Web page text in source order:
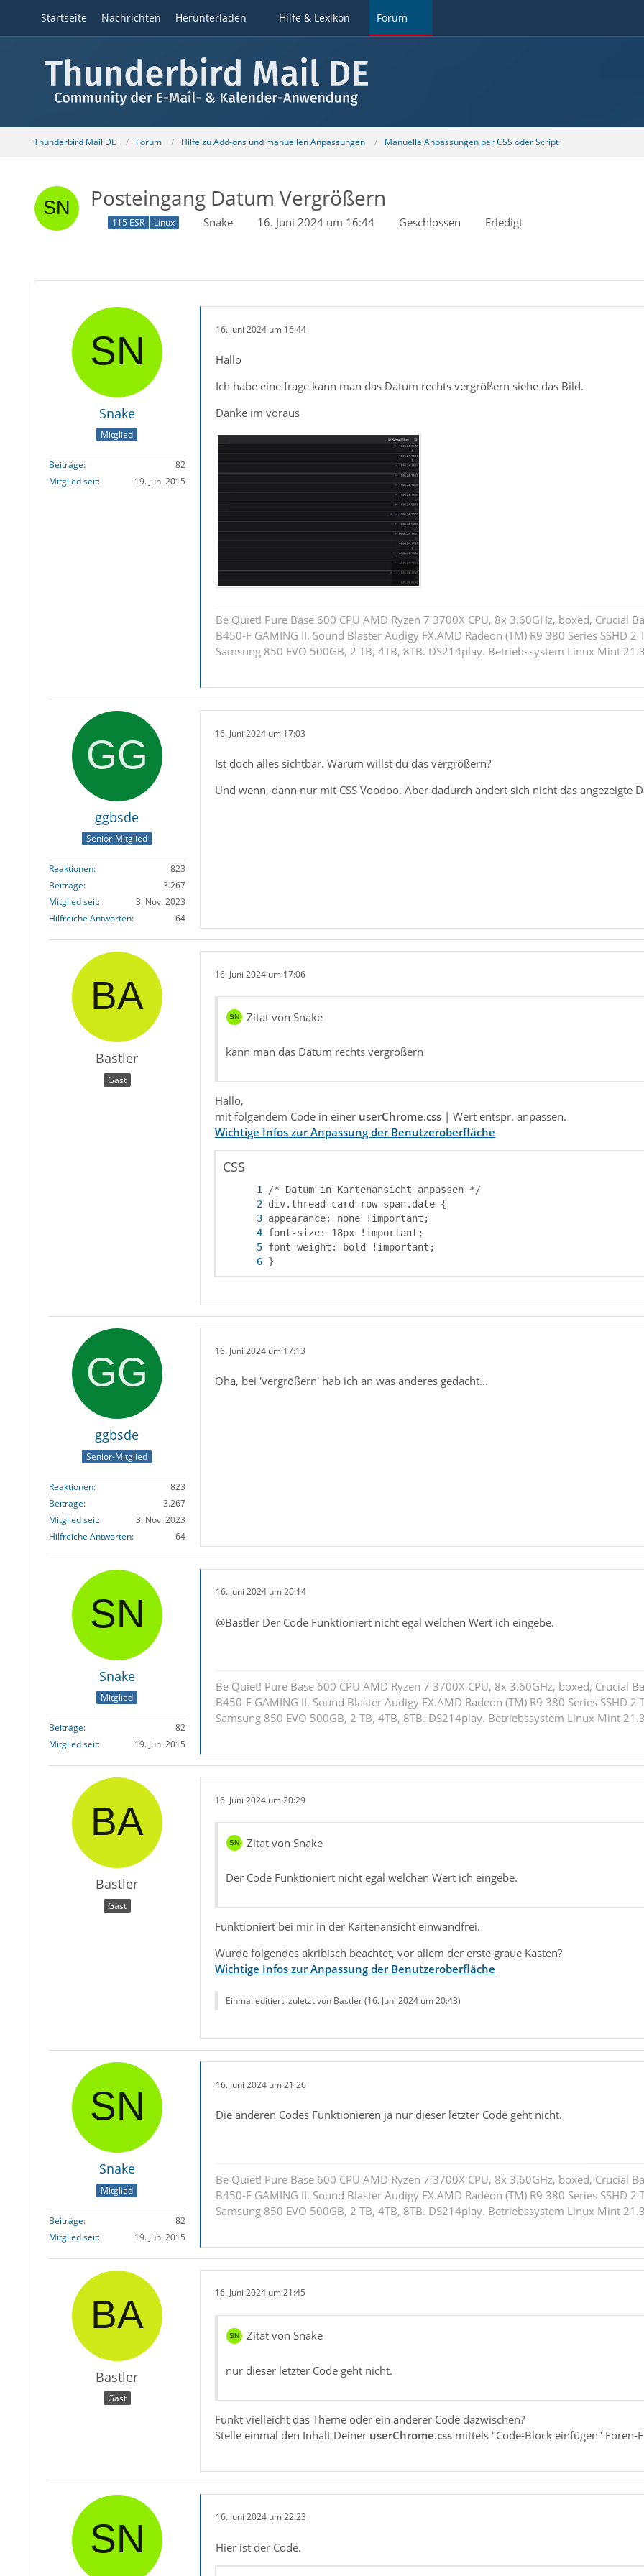
Startseite Nachrichten Herunterladen Hilfe & Lexikon Forum
Thunderbird Mail DE Forum Hilfe zu Add-ons und manuellen Anpassungen Manuelle Anpassungen per CSS oder Script
Posteingang Datum Vergrößern
115 ESR Linux Snake 16. Juni 2024 um 16:44 Geschlossen Erledigt
Snake
Mitglied
Beiträge
82
Mitglied seit
19. Jun. 2015
16. Juni 2024 um 16:44
Hallo
Ich habe eine frage kann man das Datum rechts vergrößern siehe das Bild.
Danke im voraus
Be Quiet! Pure Base 600 CPU AMD Ryzen 7 3700X CPU, 8x 3.60GHz, boxed, Crucial
B450-F GAMING II. Sound Blaster Audigy FX.AMD Radeon (TM) R9 380 Series SSHD 2
Samsung 850 EVO 500GB, 2 TB, 4TB, 8TB. DS214play. Betriebssystem Linux Mint
ggbsde
Senior-Mitglied
Reaktionen
823
Beiträge
3.267
Mitglied seit
3. Nov. 2023
Hilfreiche Antworten
64
16. Juni 2024 um 17:03
Ist doch alles sichtbar. Warum willst du das vergrößern?
Und wenn, dann nur mit CSS Voodoo. Aber dadurch ändert sich nicht das angezeigte
Bastler
Gast
16. Juni 2024 um 17:06
Zitat von Snake
kann man das Datum rechts vergrößern
Hallo,
mit folgendem Code in einer userChrome.css| Wert entspr. anpassen.
Wichtige Infos zur Anpassung der Benutzeroberfläche
CSS
/* Datum in Kartenansicht anpassen */
}
ggbsde
Senior-Mitglied
Reaktionen
823
Beiträge
3.267
Mitglied seit
3. Nov. 2023
Hilfreiche Antworten
64
16. Juni 2024 um 17:13
Oha, bei 'vergrößern' hab ich an was anderes gedacht...
Snake
Mitglied
Beiträge
82
Mitglied seit
19. Jun. 2015
16. Juni 2024 um 20:14
@Bastler Der Code Funktioniert nicht egal welchen Wert ich eingebe.
Be Quiet! Pure Base 600 CPU AMD Ryzen 7 3700X CPU, 8x 3.60GHz, boxed, Crucial
B450-F GAMING II. Sound Blaster Audigy FX.AMD Radeon (TM) R9 380 Series SSHD 2
Samsung 850 EVO 500GB, 2 TB, 4TB, 8TB. DS214play. Betriebssystem Linux Mint
Bastler
Gast
16. Juni 2024 um 20:29
Zitat von Snake
Der Code Funktioniert nicht egal welchen Wert ich eingebe.
Funktioniert bei mir in der Kartenansicht einwandfrei.
Wurde folgendes akribisch beachtet, vor allem der erste graue Kasten?
Wichtige Infos zur Anpassung der Benutzeroberfläche
Einmal editiert, zuletzt von Bastler (16. Juni 2024 um 20:43)
Snake
Mitglied
Beiträge
82
Mitglied seit
19. Jun. 2015
16. Juni 2024 um 21:26
Die anderen Codes Funktionieren ja nur dieser letzter Code geht nicht.
Be Quiet! Pure Base 600 CPU AMD Ryzen 7 3700X CPU, 8x 3.60GHz, boxed, Crucial
B450-F GAMING II. Sound Blaster Audigy FX.AMD Radeon (TM) R9 380 Series SSHD 2
Samsung 850 EVO 500GB, 2 TB, 4TB, 8TB. DS214play. Betriebssystem Linux Mint
Bastler
Gast
16. Juni 2024 um 21:45
Zitat von Snake
nur dieser letzter Code geht nicht.
Funkt vielleicht das Theme oder ein anderer Code dazwischen?
Stelle einmal den Inhalt Deiner userChrome.cssmittels "Code-Block einfügen" Foren-
16. Juni 2024 um 22:23
Hier ist der Code.